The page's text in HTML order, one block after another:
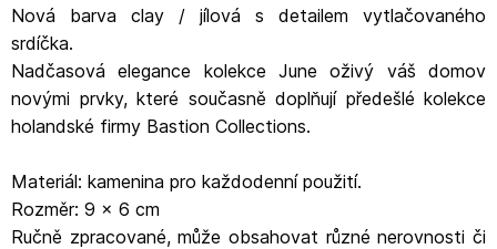
Nová barva clay / jílová s detailem vytlačovaného
srdíčka.
Nadčasová elegance kolekce June oživý váš domov
novými prvky, které současně doplňují předešlé kolekce
holandské firmy Bastion Collections.
Materiál: kamenina pro každodenní použití.
Rozměr: 9 x 6 cm
Ručně zpracované, může obsahovat různé nerovnosti či